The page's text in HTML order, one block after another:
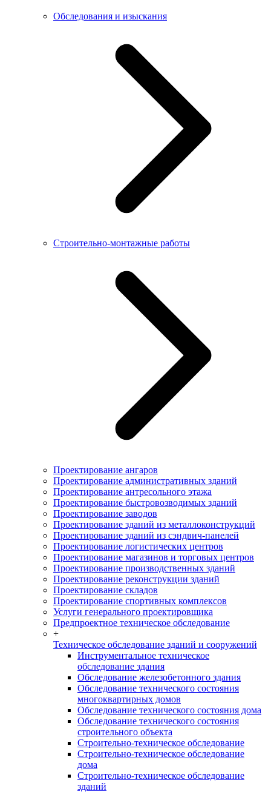
Обследования и изыскания
Строительно-монтажные работы
Проектирование ангаров
Проектирование административных зданий
Проектирование антресольного этажа
Проектирование быстровозводимых зданий
Проектирование заводов
Проектирование зданий из металлоконструкций
Проектирование зданий из сэндвич-панелей
Проектирование логистических центров
Проектирование магазинов и торговых центров
Проектирование производственных зданий
Проектирование реконструкции зданий
Проектирование складов
Проектирование спортивных комплексов
Услуги генерального проектировщика
Предпроектное техническое обследование
+
Техническое обследование зданий и сооружений
Инструментальное техническое
обследование здания
Обследование железобетонного здания
Обследование технического состояния
многоквартирных домов
Обследование технического состояния дома
Обследование технического состояния
строительного объекта
Строительно-техническое обследование
Строительно-техническое обследование
дома
Строительно-техническое обследование
зданий